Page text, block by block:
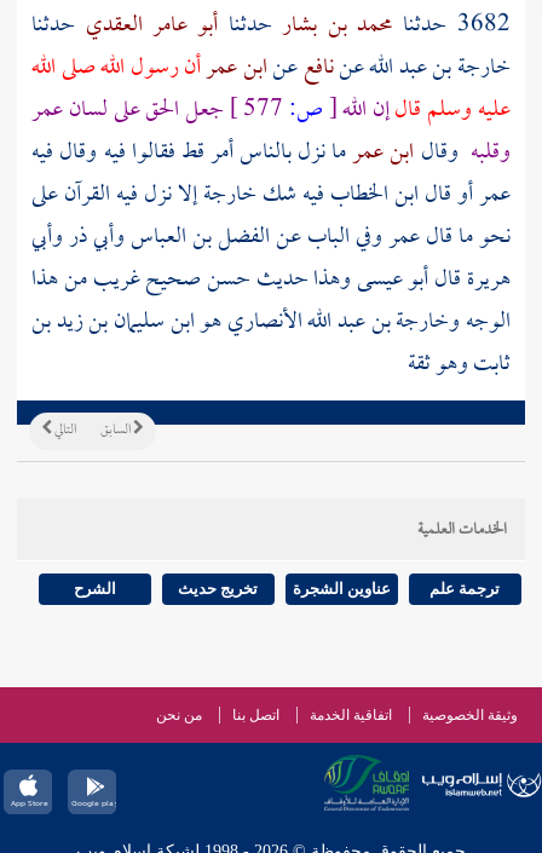
3682 حدثنا محمد بن بشار حدثنا أبو عامر العقدي حدثنا
خارجة بن عبد اللهعننافععنابن عمرأن رسول الله صلى الله
عليه وسلم قالإن الله[ص: جعل الحق على لسانعمر
وقلبه وقال ابن عمرما نزل بالناس أمر قط فقالوا فيه وقال فيه
عمرأو قالابن الخطابفيه شكخارجةإلا نزل فيه القرآن على
نحو ما قالعمروفي الباب عن الفضل بن العباس وأبي ذر وأبي
هريرة قال أبو عيسى وهذا حديث حسن صحيح غريب من هذا
الوجهوخارجة بن عبد الله الأنصاريهوابن سليمان بن زيد بن
ثابتوهو ثقة
التالي السابق
الخدمات العلمية
ترجمة علم عناوين الشجرة تخريج حديث الشرح
وثيقة الخصوصية اتفاقية الخدمة اتصل بنا من نحن